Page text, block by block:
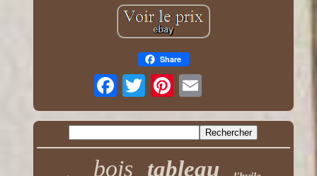
Share
bois tableau